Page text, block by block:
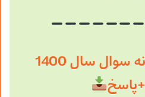
دانلود نمونه سوال سال 1400
+پاسخ